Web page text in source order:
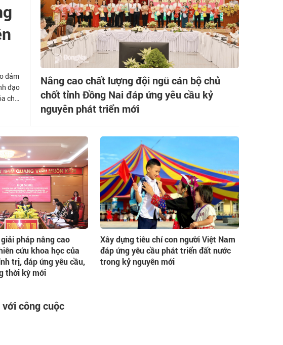
đảm
đạo
chủ
Nâng cao chất lượng đội ngũ cán bộ chủ
chốt tỉnh Đồng Nai đáp ứng yêu cầu kỷ
nguyên phát triển mới
pháp nâng cao
cứu khoa học của
trị, đáp ứng yêu cầu,
thời kỳ mới
Xây dựng tiêu chí con người Việt Nam
đáp ứng yêu cầu phát triển đất nước
trong kỷ nguyên mới
công cuộc